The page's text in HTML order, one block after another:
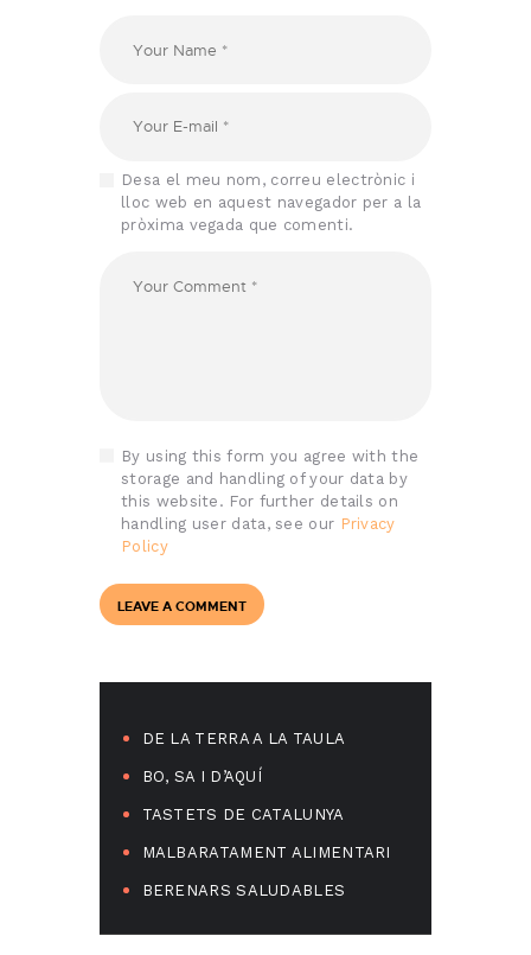
Desa el meu nom, correu electrònic i
lloc web en aquest navegador per a la
pròxima vegada que comenti.
By using this form you agree with the
storage and handling of your data by
this website. For further details on
handling user data, see our Privacy
Policy
DE LA TERRA A LA TAULA
BO, SA I D’AQUÍ
TASTETS DE CATALUNYA
MALBARATAMENT ALIMENTARI
BERENARS SALUDABLES